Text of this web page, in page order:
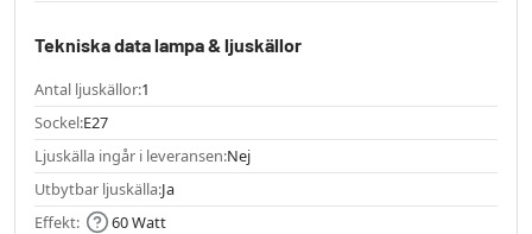
Tekniska data lampa & ljuskällor
Antal ljuskällor:1
Sockel:E27
Ljuskälla ingår i leveransen:Nej
Utbytbar ljuskälla:Ja
Effekt:
60 Watt